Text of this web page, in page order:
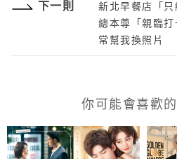
下一則
新北早餐店「只
總本尊「親臨
常幫我換照片
你可能會喜歡